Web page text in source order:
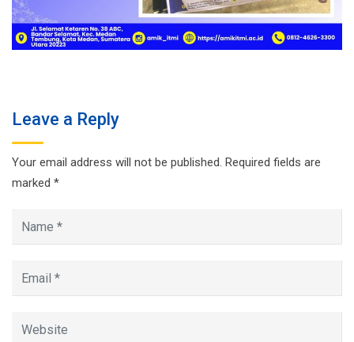
Leave a Reply
Your email address will not be published. Required fields are
marked *